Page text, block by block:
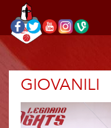
GIOVANILI